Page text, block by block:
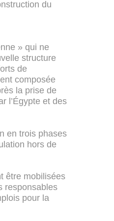
du
» qui ne
structure
de
composée
la prise de
l’Égypte et des
en trois phases
hors de
être mobilisées
responsables
pour la